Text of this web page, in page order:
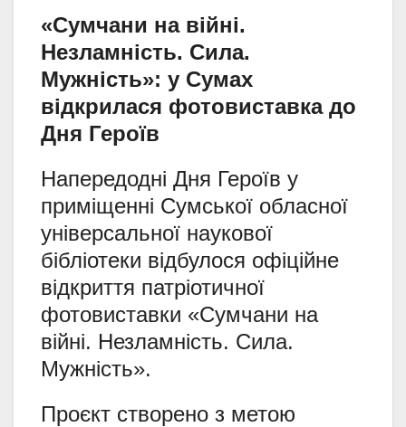
«Сумчани на війні.
Незламність. Сила.
Мужність»: у Сумах
відкрилася фотовиставка до
Дня Героїв
Напередодні Дня Героїв у
приміщенні Сумської обласної
універсальної наукової
бібліотеки відбулося офіційне
відкриття патріотичної
фотовиставки «Сумчани на
війні. Незламність. Сила.
Мужність».
Проєкт створено з метою